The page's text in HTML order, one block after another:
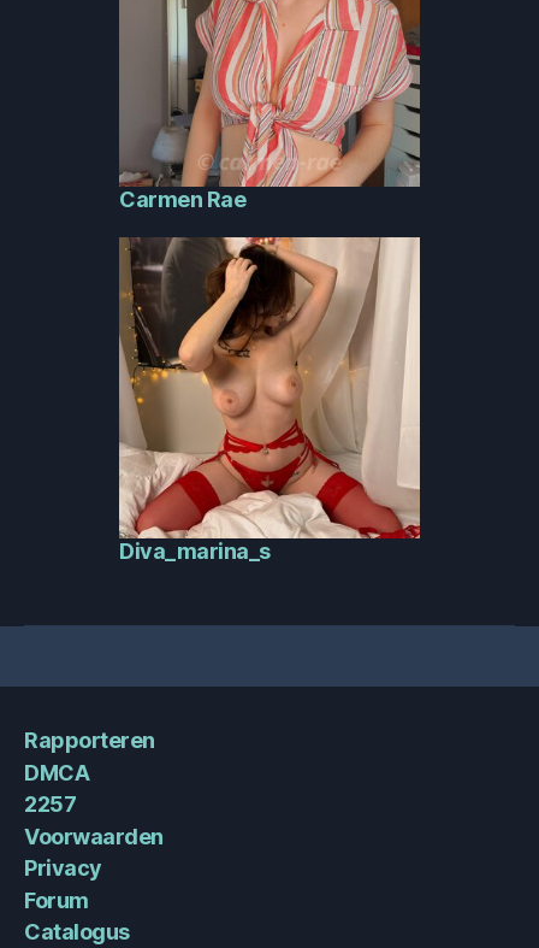
Carmen Rae
Diva_marina_s
Rapporteren
DMCA
2257
Voorwaarden
Privacy
Forum
Catalogus